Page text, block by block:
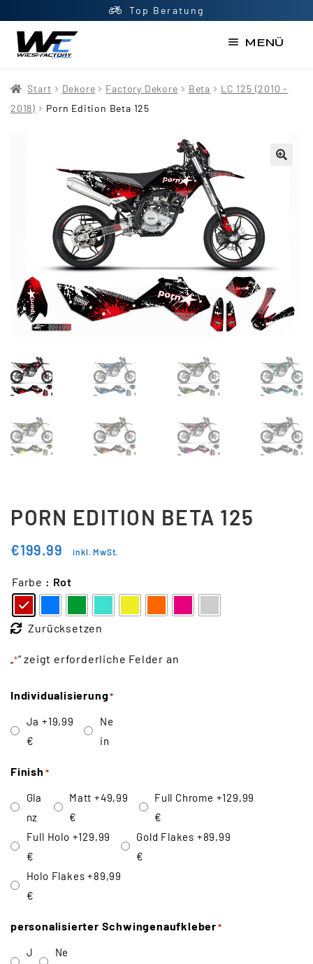
Top Beratung
MENÜ
AGB
Mein Konto
Newsletter
Shop
Updraft Central
Warenkorb
Widerrufsbelehrung
Wunschliste
Start Dekore Factory Dekore Beta
LC 125 (2010 -
2018)
Porn Edition Beta 125
PORN EDITION BETA 125
€199.99 inkl. MwSt.
Farbe : Rot
Zurücksetzen
„*“ zeigt erforderliche Felder an
Individualisierung*
Ja +19,99
€
Ne
in
Finish *
Gla
nz
Matt +49,99
€
Full Chrome +129,99
€
Full Holo +129,99
€
Gold Flakes +89,99
€
Holo Flakes +89,99
€
personalisierter Schwingenaufkleber*
J
Ne